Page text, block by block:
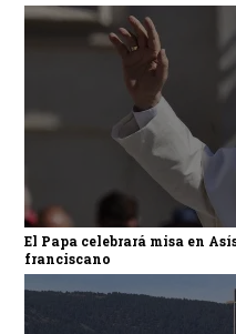
El Papa celebrará misa en
franciscano